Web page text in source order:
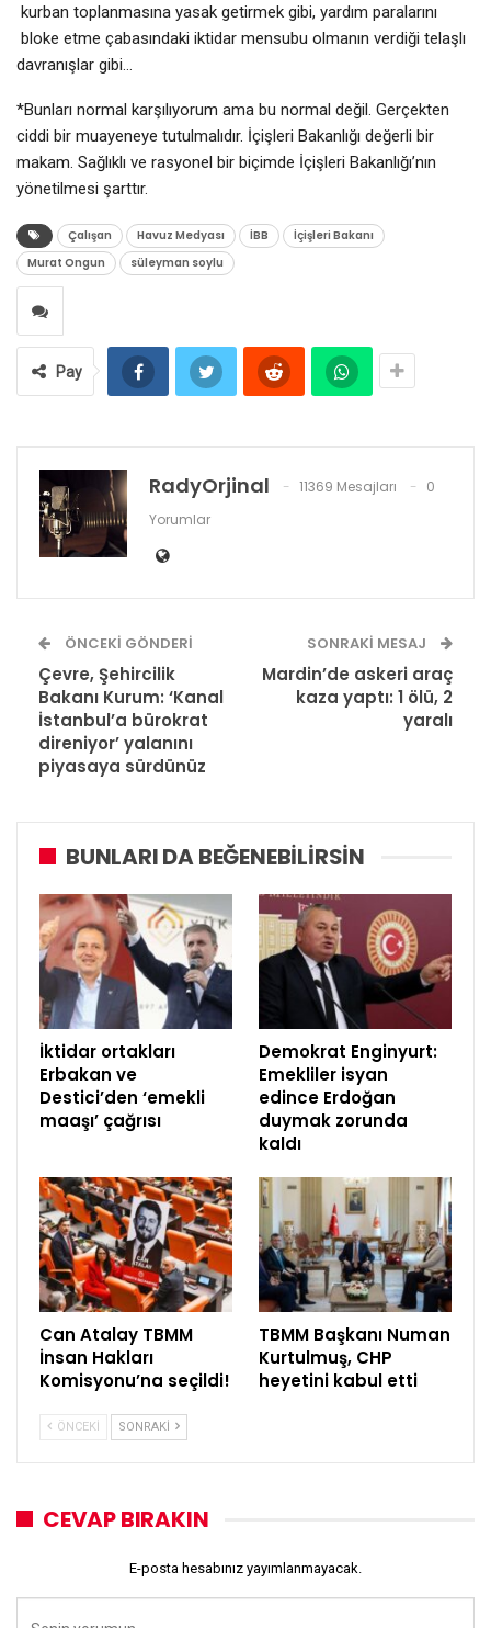
kurban toplanmasına yasak getirmek gibi, yardım paralarını
bloke etme çabasındaki iktidar mensubu olmanın verdiği telaşlı
davranışlar gibi…
*Bunları normal karşılıyorum ama bu normal değil. Gerçekten
ciddi bir muayeneye tutulmalıdır. İçişleri Bakanlığı değerli bir
makam. Sağlıklı ve rasyonel bir biçimde İçişleri Bakanlığı’nın
yönetilmesi şarttır.
Çalışan Havuz Medyası İBB
İçişleri Bakanı
Murat Ongun
süleyman soylu
Pay
RadyOrjinal 11369 Mesajları
0
Yorumlar
ÖNCEKI GÖNDERI
Çevre, Şehircilik
Bakanı Kurum: ‘Kanal
İstanbul’a bürokrat
direniyor’ yalanını
piyasaya sürdünüz
SONRAKI MESAJ
Mardin’de askeri araç
kaza yaptı: 1 ölü, 2
yaralı
BUNLARI DA BEĞENEBILIRSIN
İktidar ortakları
Erbakan ve
Destici’den ‘emekli
maaşı’ çağrısı
Demokrat Enginyurt:
Emekliler isyan
edince Erdoğan
duymak zorunda
kaldı
Can Atalay TBMM
İnsan Hakları
Komisyonu’na seçildi!
TBMM Başkanı Numan
Kurtulmuş, CHP
heyetini kabul etti
ÖNCEKI SONRAKI
CEVAP BIRAKIN
E-posta hesabınız yayımlanmayacak.